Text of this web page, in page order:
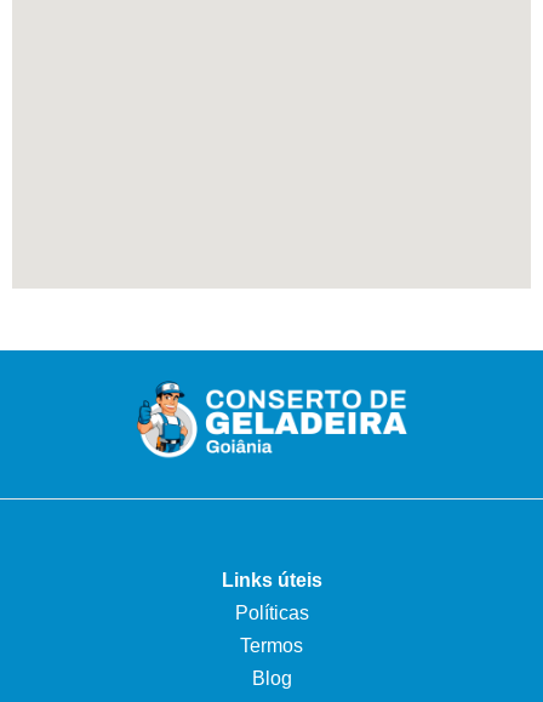
Links úteis
Políticas
Termos
Blog